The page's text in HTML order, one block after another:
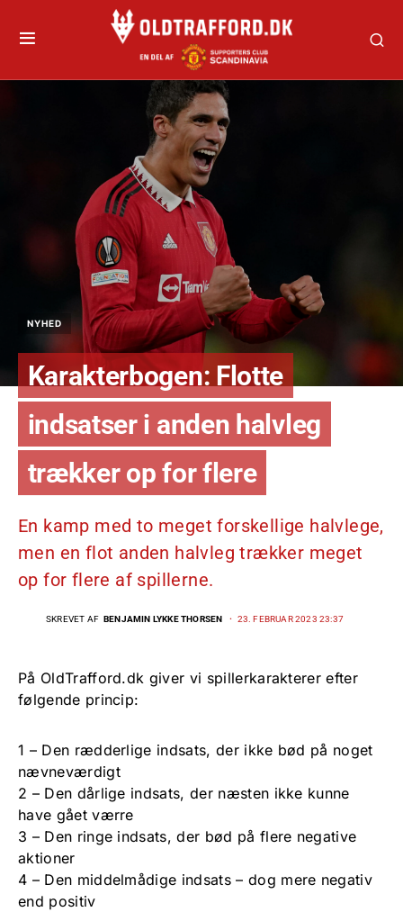
NYHED
Karakterbogen: Flotte
indsatser i anden halvleg
trækker op for flere
En kamp med to meget forskellige halvlege,
men en flot anden halvleg trækker meget
op for flere af spillerne.
SKREVET AF BENJAMIN LYKKE THORSEN 23. FEBRUAR 2023 23:37
På OldTrafford.dk giver vi spillerkarakterer efter
følgende princip:
1 – Den rædderlige indsats, der ikke bød på noget
nævneværdigt
2 – Den dårlige indsats, der næsten ikke kunne
have gået værre
3 – Den ringe indsats, der bød på flere negative
aktioner
4 – Den middelmådige indsats – dog mere negativ
end positiv